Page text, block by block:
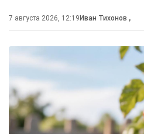
7 августа 2026, 12:19 Иван Тихонов ,